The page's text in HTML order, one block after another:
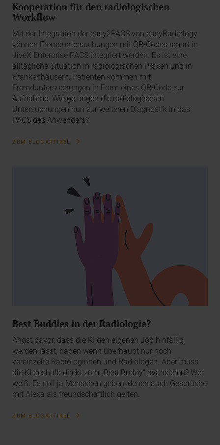
Kooperation für den radiologischen
Workflow
Mit der Integration der easy2PACS von easyRadiology
können Fremduntersuchungen mit QR-Codes smart in
JiveX Enterprise PACS integriert werden. Es ist eine
alltägliche Situation in radiologischen Praxen und in
Krankenhäusern: Patienten kommen mit
Fremduntersuchungen in Form eines QR-Code zur
Aufnahme. Wie gelangen die radiologischen
Untersuchungen nun zur weiteren Diagnostik in das
PACS des Anwenders?
ZUM BLOGARTIKEL
Best Buddies in der Radiologie?
Angst davor, dass die KI den eigenen Job hinfällig
werden lässt, haben wenn überhaupt nur noch
vereinzelte Radiologinnen und Radiologen. Aber muss
die KI deshalb direkt zum „Best Buddy“ avancieren? Wer
weiß. Es soll ja Menschen geben, denen auch Gespräche
mit Alexa als freundschaftlich gelten.
ZUM BLOGARTIKEL